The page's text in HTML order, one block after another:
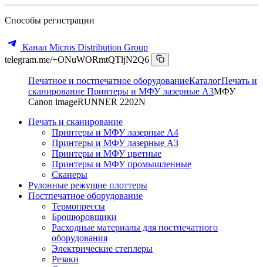
Способы регистрации
Канал Micros Distribution Group
telegram.me/+ONuWORmtQTljN2Q6
Печатное и постпечатное оборудованиеКаталогПечать и
сканирование Принтеры и МФУ лазерные А3МФУ
Canon imageRUNNER 2202N
Печать и сканирование
Принтеры и МФУ лазерные А4
Принтеры и МФУ лазерные А3
Принтеры и МФУ цветные
Принтеры и МФУ промышленные
Сканеры
Рулонные режущие плоттеры
Постпечатное оборудование
Термопрессы
Брошюровщики
Расходные материалы для постпечатного
оборудования
Электрические степлеры
Резаки